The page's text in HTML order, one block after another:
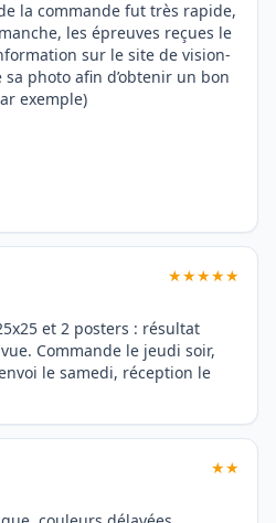
la commande fut très rapide,
les épreuves reçues le
sur le site de vision-
photo afin d’obtenir un bon
exemple)
★★★★★
et 2 posters : résultat
Commande le jeudi soir,
le samedi, réception le
★★